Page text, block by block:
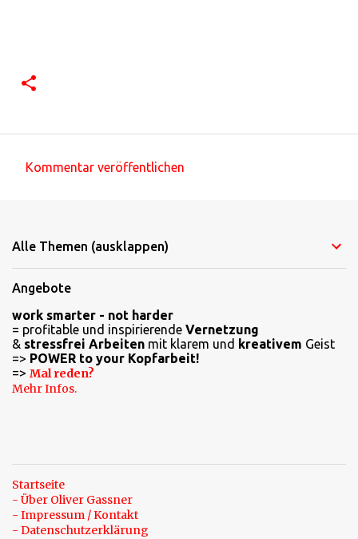
m
n
t
a
r
e
Kommentar veröffentlichen
Alle Themen (ausklappen)
Angebote
work smarter - not harder
= profitable und inspirierende Vernetzung
& stressfrei Arbeiten mit klarem und kreativem Geist
=> POWER to your Kopfarbeit!
=> Mal reden?
Mehr Infos.
Startseite
- Über Oliver Gassner
- Impressum / Kontakt
- Datenschutzerklärung